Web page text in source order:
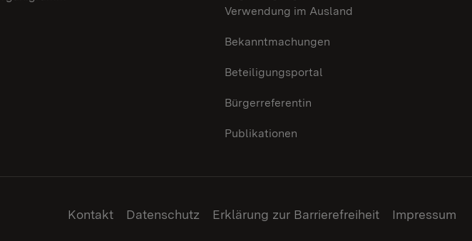
Verwendung im Ausland
Bekanntmachungen
Beteiligungsportal
Bürgerreferentin
Publikationen
Kontakt Datenschutz Erklärung zur Barrierefreiheit Impressum